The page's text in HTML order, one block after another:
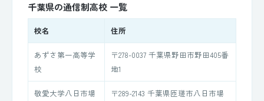
千葉県の通信制高校 一覧
校名 住所
あずさ第一高等学
校
〒278-0037 千葉県野田市野田405番
地1
敬愛大学八日市場
〒289-2143 千葉県匝瑳市八日市場